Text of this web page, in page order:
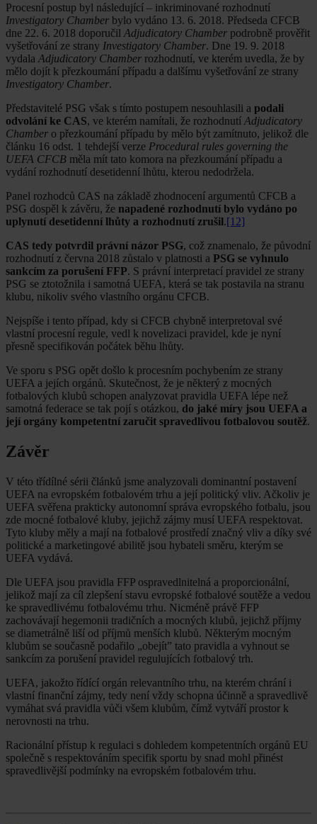
Procesní postup byl následující – inkriminované rozhodnutí
Investigatory Chamber bylo vydáno 13. 6. 2018. Předseda CFCB
dne 22. 6. 2018 doporučil Adjudicatory Chamber podrobně prověřit
vyšetřování ze strany Investigatory Chamber. Dne 19. 9. 2018
vydala Adjudicatory Chamber rozhodnutí, ve kterém uvedla, že by
mělo dojít k přezkoumání případu a dalšímu vyšetřování ze strany
Investigatory Chamber.
Představitelé PSG však s tímto postupem nesouhlasili a podali
odvolání ke CAS, ve kterém namítali, že rozhodnutí Adjudicatory
Chamber o přezkoumání případu by mělo být zamítnuto, jelikož dle
článku 16 odst. 1 tehdejší verze Procedural rules governing the
UEFA CFCB měla mít tato komora na přezkoumání případu a
vydání rozhodnutí desetidenní lhůtu, kterou nedodržela.
Panel rozhodců CAS na základě zhodnocení argumentů CFCB a
PSG dospěl k závěru, že napadené rozhodnutí bylo vydáno po
uplynutí desetidenní lhůty a rozhodnutí zrušil.[12]
CAS tedy potvrdil právní názor PSG, což znamenalo, že původní
rozhodnutí z června 2018 zůstalo v platnosti a PSG se vyhnulo
sankcím za porušení FFP. S právní interpretací pravidel ze strany
PSG se ztotožnila i samotná UEFA, která se tak postavila na stranu
klubu, nikoliv svého vlastního orgánu CFCB.
Nejspíše i tento případ, kdy si CFCB chybně interpretoval své
vlastní procesní regule, vedl k novelizaci pravidel, kde je nyní
přesně specifikován počátek běhu lhůty.
Ve sporu s PSG opět došlo k procesním pochybením ze strany
UEFA a jejích orgánů. Skutečnost, že je některý z mocných
fotbalových klubů schopen analyzovat pravidla UEFA lépe než
samotná federace se tak pojí s otázkou, do jaké míry jsou UEFA a
její orgány kompetentní zaručit spravedlivou fotbalovou soutěž.
Závěr
V této třídílné sérii článků jsme analyzovali dominantní postavení
UEFA na evropském fotbalovém trhu a její politický vliv. Ačkoliv je
UEFA svěřena prakticky autonomní správa evropského fotbalu, jsou
zde mocné fotbalové kluby, jejichž zájmy musí UEFA respektovat.
Tyto kluby měly a mají na fotbalové prostředí značný vliv a díky své
politické a marketingové abilitě jsou hybateli směru, kterým se
UEFA vydává.
Dle UEFA jsou pravidla FFP ospravedlnitelná a proporcionální,
jelikož mají za cíl zlepšení stavu evropské fotbalové soutěže a vedou
ke spravedlivému fotbalovému trhu. Nicméně právě FFP
zachovávají hegemonii tradičních a mocných klubů, jejichž příjmy
se diametrálně liší od příjmů menších klubů. Některým mocným
klubům se současně podařilo „obejít” tato pravidla a vyhnout se
sankcím za porušení pravidel regulujících fotbalový trh.
UEFA, jakožto řídící orgán relevantního trhu, na kterém chrání i
vlastní finanční zájmy, tedy není vždy schopna účinně a spravedlivě
vymáhat svá pravidla vůči všem klubům, čímž vytváří prostor k
nerovnosti na trhu.
Racionální přístup k regulaci s dohledem kompetentních orgánů EU
společně s respektováním specifik sportu by snad mohl přinést
spravedlivější podmínky na evropském fotbalovém trhu.